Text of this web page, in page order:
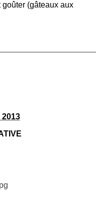
(gâteaux aux
2013